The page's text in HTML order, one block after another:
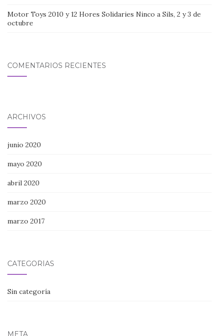
Motor Toys 2010 y 12 Hores Solidaries Ninco a Sils, 2 y 3 de
octubre
COMENTARIOS RECIENTES
ARCHIVOS
junio 2020
mayo 2020
abril 2020
marzo 2020
marzo 2017
CATEGORÍAS
Sin categoría
META